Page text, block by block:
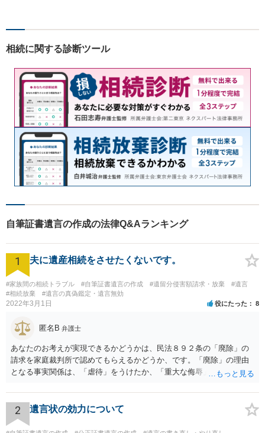
い！
相続に関する診断ツール
自筆証書遺言の作成の法律Q&Aランキング
1 夫に遺産相続をさせたくないです。
#家族間の相続トラブル #自筆証書遺言の作成 #遺留分侵害額請求・放棄
#遺言
#相続放棄
#遺言の真偽鑑定・遺言無効
2022年3月1日 役にたった 8
匿名B 弁護士
あなたのお考えが実現できるかどうかは、民法８９２条の「廃除」の
請求を家庭裁判所で認めてもらえるかどうか、です。「廃除」の理由
となる事実関係は、「虐待」をうけたか、「重大な侮辱」を受けた
「廃除」は遺言でも可能です（民法８９３条）。 弁護士に具体的な事
情を話して相談して、「廃除」が可能か、実際に法律相談を受けるこ
とをお勧めします。
2 遺言状の効力について